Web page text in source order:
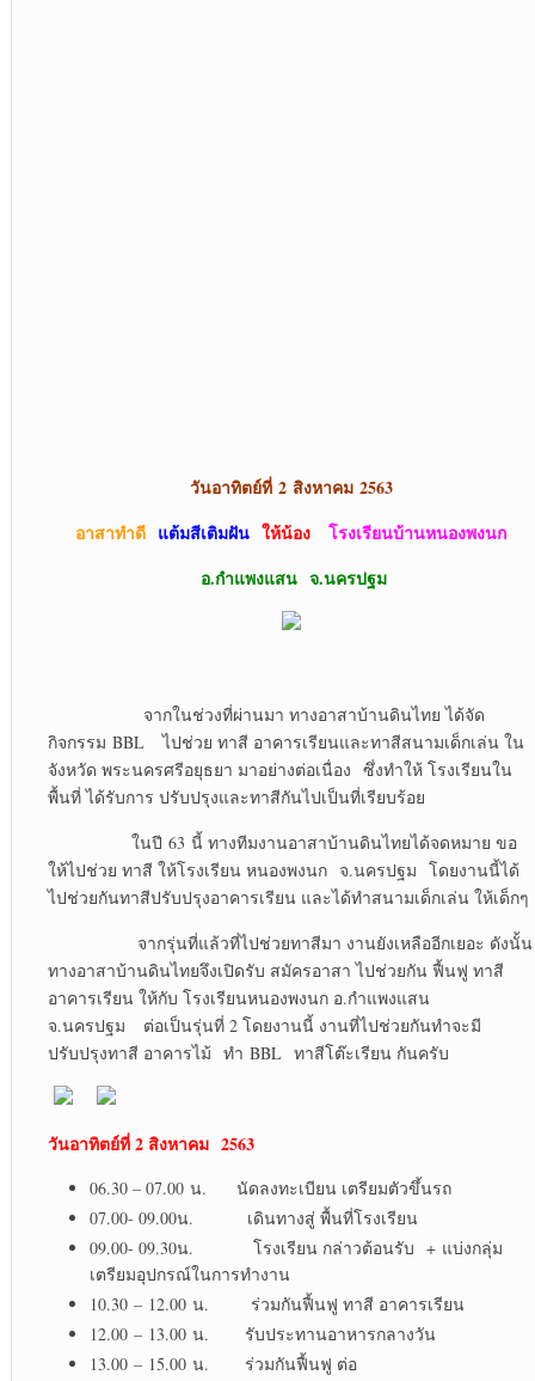
วันอาทิตย์ที่ 2 สิงหาคม 2563
อาสาทำดี แต้มสีเติมฝัน ให้น้อง
โรงเรียนบ้านหนองพงนก
อ.กำแพงแสน จ.นครปฐม
จากในช่วงที่ผ่านมา ทางอาสาบ้านดินไทย ได้จัด
กิจกรรม BBL ไปช่วย ทาสี อาคารเรียนและทาสีสนามเด็กเล่น ใน
จังหวัด พระนครศรีอยุธยา มาอย่างต่อเนื่อง ซึ่งทำให้ โรงเรียนใน
พื้นที่ ได้รับการ ปรับปรุงและทาสีกันไปเป็นที่เรียบร้อย
ในปี 63 นี้ ทางทีมงานอาสาบ้านดินไทยได้จดหมาย ขอ
ให้ไปช่วย ทาสี ให้โรงเรียน หนองพงนก จ.นครปฐม โดยงานนี้ได้
ไปช่วยกันทาสีปรับปรุงอาคารเรียน และได้ทำสนามเด็กเล่น ให้เด็กๆ
จากรุ่นที่แล้วที่ไปช่วยทาสีมา งานยังเหลืออีกเยอะ ดังนั้น
ทางอาสาบ้านดินไทยจึงเปิดรับ สมัครอาสา ไปช่วยกัน ฟื้นฟู ทาสี
อาคารเรียน ให้กับ โรงเรียนหนองพงนก อ.กำแพงแสน
จ.นครปฐม ต่อเป็นรุ่นที่ 2 โดยงานนี้ งานที่ไปช่วยกันทำจะมี
ปรับปรุงทาสี อาคารไม้ ทำ BBL ทาสีโต๊ะเรียน กันครับ
วันอาทิตย์ที่ 2 สิงหาคม 2563
06.30 – 07.00 น. นัดลงทะเบียน เตรียมตัวขึ้นรถ
07.00- 09.00น. เดินทางสู่ พื้นที่โรงเรียน
09.00- 09.30น. โรงเรียน กล่าวต้อนรับ + แบ่งกลุ่ม
เตรียมอุปกรณ์ในการทำงาน
10.30 – 12.00 น. ร่วมกันฟื้นฟู ทาสี อาคารเรียน
12.00 – 13.00 น. รับประทานอาหารกลางวัน
13.00 – 15.00 น. ร่วมกันฟื้นฟู ต่อ